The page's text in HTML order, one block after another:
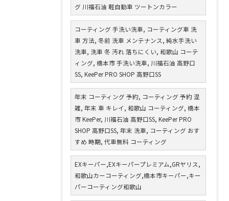
グ 川福石油 軽自動車 ツートンカラー
コーティング 手洗い洗車, コーティング車 洗
車 方法, 冬前 洗車 メンテナンス, 純水手洗い
洗車, 洗車 冬 汚れ 落ちにくい, 和歌山 コーテ
ィング, 橋本市 手洗い洗車, 川福石油 高野口
SS, KeePer PRO SHOP 高野口SS
年末 コーティング 予約, コーティング 予約 混
雑, 年末 車 キレイ, 和歌山 コーティング, 橋本
市 KeePer, 川福石油 高野口SS, KeePer PRO
SHOP 高野口SS, 年末 洗車, コーティング おす
すめ 時期, 代車無料 コーティング
EXキーパー,EXキーパープレミアム,GRヤリス,
和歌山カーコーティング,橋本市キーパー,キー
パーコーティング和歌山